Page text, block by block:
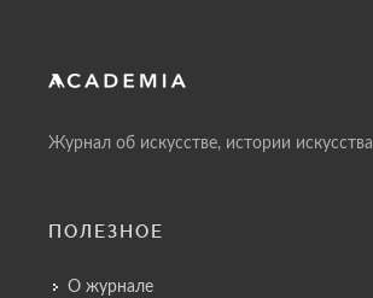
Журнал об искусстве, истории искусства
ПОЛЕЗНОЕ
О журнале